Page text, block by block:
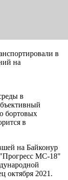
в
на
в
бортовых
в
на Байконур
"Прогресс МС-18"
октября 2021.